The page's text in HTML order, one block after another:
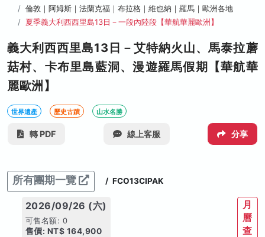
倫敦｜阿姆斯｜法蘭克福｜布拉格｜維也納｜羅馬｜歐洲各地
夏季義大利西西里島13日－一段內陸段【華航華麗歐洲】
義大利西西里島13日－艾特納火山、馬泰拉蘑
菇村、卡布里島藍洞、漫遊羅馬假期【華航華
麗歐洲】
世界遺產 歷史古蹟 山水名勝
轉 PDF 線上客服 分享
所有團期一覽 / FCO13CIPAK
2026/09/26 (六)
可售名額: 0
售價: NT$ 164,900
月
曆
查